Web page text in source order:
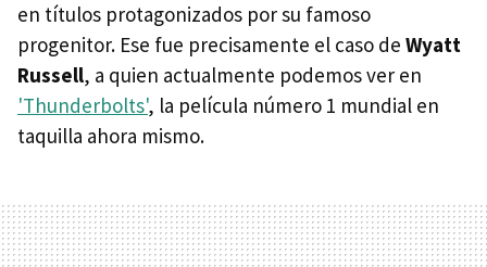
en títulos protagonizados por su famoso
progenitor. Ese fue precisamente el caso de Wyatt
Russell, a quien actualmente podemos ver en
'Thunderbolts', la película número 1 mundial en
taquilla ahora mismo.